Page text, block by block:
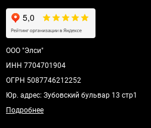
ООО "Элси"
ИНН 7704701904
ОГРН 5087746212252
Юр. адрес: Зубовский бульвар 13 стр1
Подробнее